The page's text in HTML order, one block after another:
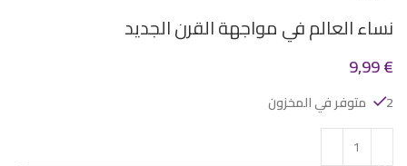
نساء العالم في مواجهة القرن الجديد
9,99€
2 متوفر في المخزون